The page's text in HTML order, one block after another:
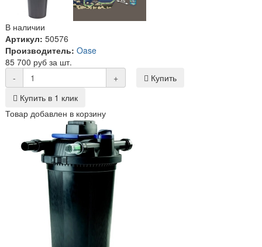
В наличии
Артикул: 50576
Производитель: Oase
85 700 руб за шт.
-
+
Купить
Купить в 1 клик
Товар добавлен в корзину